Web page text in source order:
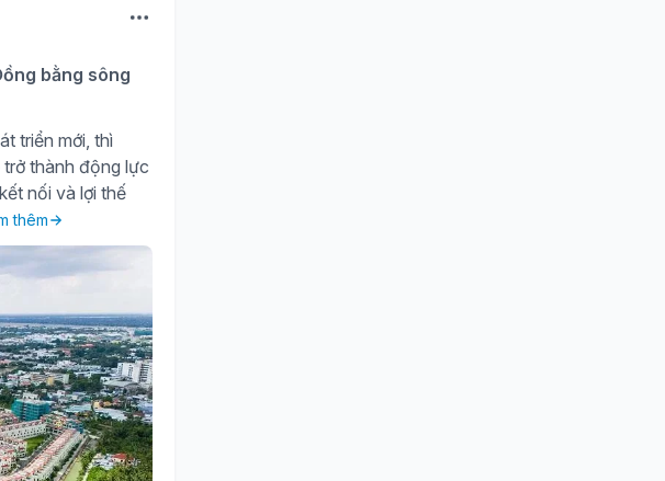
bằng sông
triển mới, thì
thành động lực
nối và lợi thế
thêm